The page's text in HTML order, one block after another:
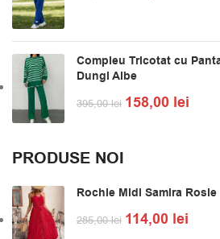
Compleu Tricotat cu
Dungi Albe
395,00lei 158,00 lei
PRODUSE NOI
Rochie Midi Samira Rosie
285,00lei 114,00 lei